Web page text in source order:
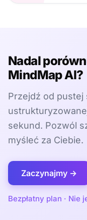
Nadal
MindMap AI?
Przejdź od pustej
sekund. Pozwól
myśleć za Ciebie.
Zaczynajmy →
Bezpłatny plan ·